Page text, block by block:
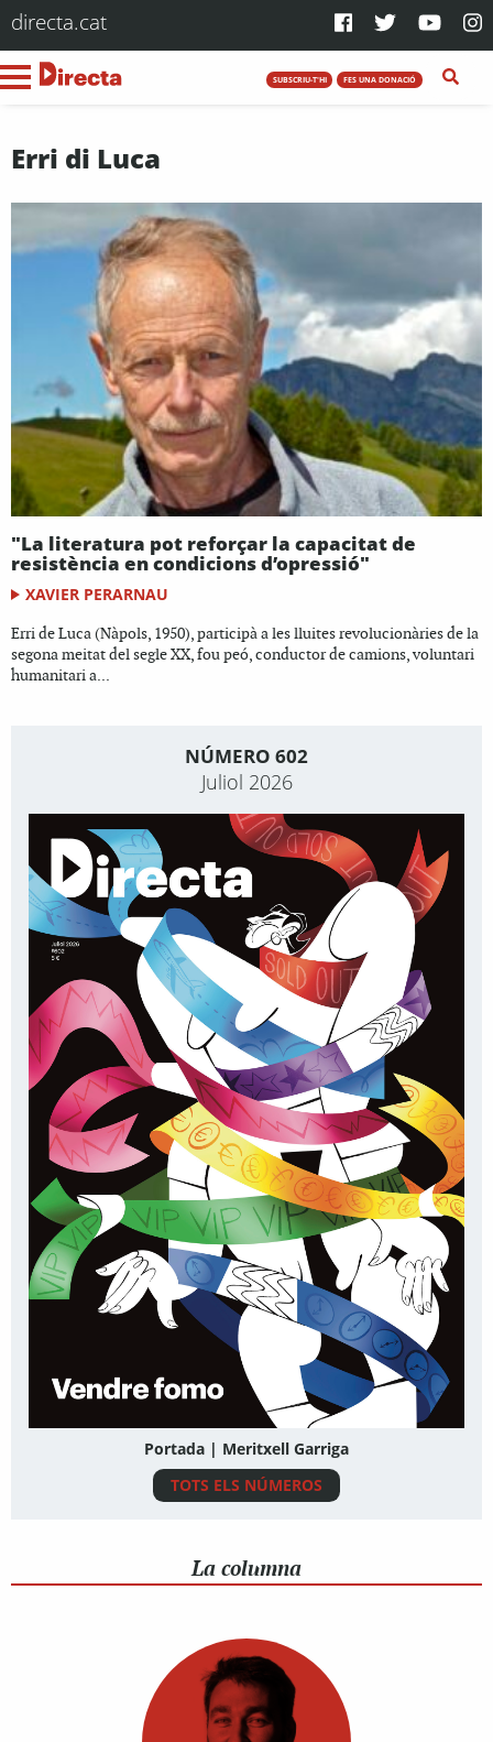
directa.cat
SUBSCRIU-T'HI FES UNA DONACIÓ
Erri di Luca
"La literatura pot reforçar la capacitat de
resistència en condicions d’opressió"
XAVIER PERARNAU
Erri de Luca (Nàpols, 1950), participà a les lluites revolucionàries de la
segona meitat del segle XX, fou peó, conductor de camions, voluntari
humanitari a...
NÚMERO 602
Juliol 2026
Portada | Meritxell Garriga
TOTS ELS NÚMEROS
La columna